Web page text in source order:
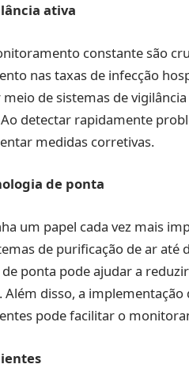
ativa
constante são
nas taxas de infecção
de sistemas de
detectar rapidamente
medidas corretivas.
de ponta
um papel cada vez mais
de purificação de ar até
ponta pode ajudar a
Além disso, a
pode facilitar o